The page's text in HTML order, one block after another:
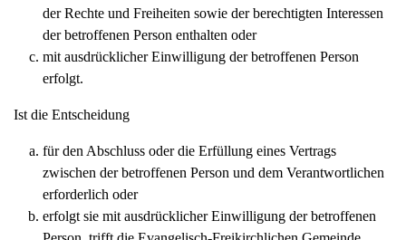
der Rechte und Freiheiten sowie der berechtigten Interessen
der betroffenen Person enthalten oder
mit ausdrücklicher Einwilligung der betroffenen Person
erfolgt.
Ist die Entscheidung
für den Abschluss oder die Erfüllung eines Vertrags
zwischen der betroffenen Person und dem Verantwortlichen
erforderlich oder
erfolgt sie mit ausdrücklicher Einwilligung der betroffenen